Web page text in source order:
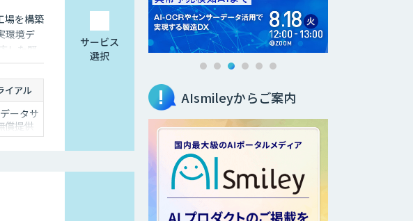
場を構築
環境デ
した既
ュー
イアル
ータサ
償提供
サービス
選択
AIsmileyからご案内